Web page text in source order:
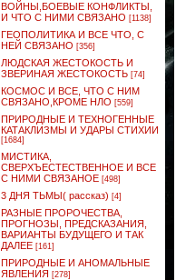
ВОЙНЫ,БОЕВЫЕ КОНФЛИКТЫ,
И ЧТО С НИМИ СВЯЗАНО [1138]
ГЕОПОЛИТИКА И ВСЕ ЧТО, С
НЕЙ СВЯЗАНО [356]
ЛЮДСКАЯ ЖЕСТОКОСТЬ И
ЗВЕРИНАЯ ЖЕСТОКОСТЬ [74]
КОСМОС И ВСЕ, ЧТО С НИМ
СВЯЗАНО,КРОМЕ НЛО [559]
ПРИРОДНЫЕ И ТЕХНОГЕННЫЕ
КАТАКЛИЗМЫ И УДАРЫ СТИХИИ
[1684]
МИСТИКА,
СВЕРХЪЕСТЕСТВЕННОЕ И ВСЕ
С НИМИ СВЯЗАНОЕ [498]
3 ДНЯ ТЬМЫ( рассказ) [4]
РАЗНЫЕ ПРОРОЧЕСТВА,
ПРОГНОЗЫ, ПРЕДСКАЗАНИЯ,
ВАРИАНТЫ БУДУЩЕГО И ТАК
ДАЛЕЕ [161]
ПРИРОДНЫЕ И АНОМАЛЬНЫЕ
ЯВЛЕНИЯ [278]